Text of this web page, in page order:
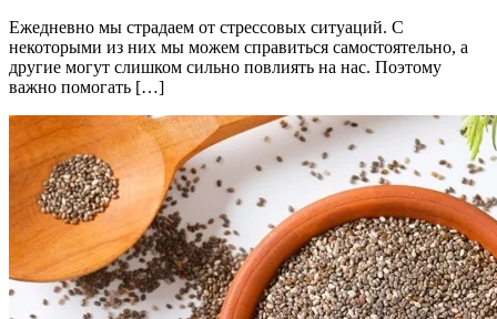
Ежедневно мы страдаем от стрессовых ситуаций. С
некоторыми из них мы можем справиться самостоятельно, а
другие могут слишком сильно повлиять на нас. Поэтому
важно помогать […]